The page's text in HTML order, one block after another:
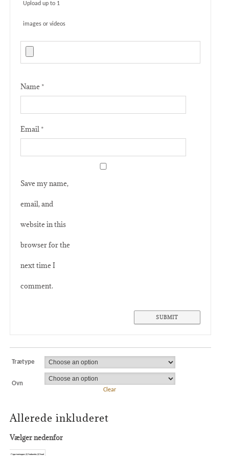
Upload up to 1
images or videos
Name*
Email*
Save my name,
email, and
website in this
browser for the
next time I
comment.
Trætype
Ovn
Clear
Allerede inkluderet
Vælger nedenfor